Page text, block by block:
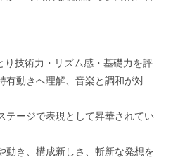
り技術力・リズム感・基礎力を評
有動きへ理解、音楽と調和が対
テージで表現として昇華されてい
動き、構成新しさ、斬新な発想を